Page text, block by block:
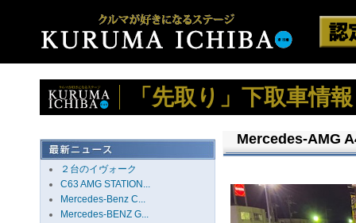
「先取り」下取車情報
２台のイヴォーク
C63 AMG STATION...
Mercedes-Benz C...
Mercedes-BENZ G...
Mercedes-AMG